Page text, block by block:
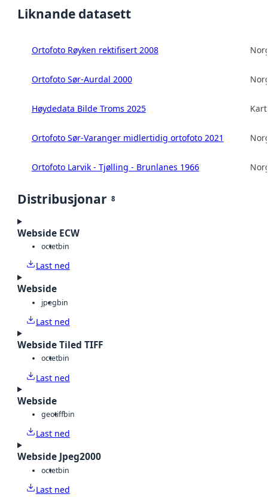
Liknande datasett
Ortofoto Røyken rektifisert 2008
Ortofoto Sør-Aurdal 2000
Høydedata Bilde Troms 2025
Ortofoto Sør-Varanger midlertidig ortofoto 2021
Ortofoto Larvik - Tjølling - Brunlanes 1966
Distribusjonar 8
Webside ECW
octetbin
Last ned
Webside
jpegbin
Last ned
Webside Tiled TIFF
octetbin
Last ned
Webside
geotiffbin
Last ned
Webside Jpeg2000
octetbin
Last ned